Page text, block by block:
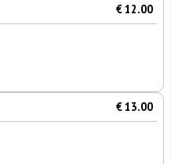
€ 12.00
€ 13.00